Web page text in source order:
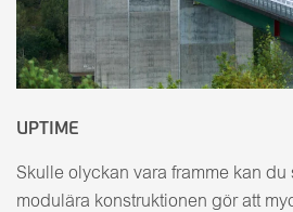
UPTIME
Skulle olyckan vara framme kan
modulära konstruktionen gör att